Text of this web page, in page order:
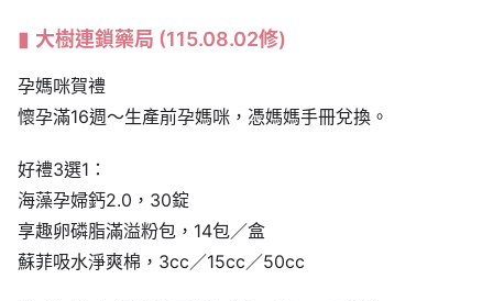
大樹連鎖藥局 (115.08.02修)
孕媽咪賀禮
懷孕滿16週～生產前孕媽咪，憑媽媽手冊兌換。
好禮3選1：
海藻孕婦鈣2.0，30錠
享趣卵磷脂滿溢粉包，14包／盒
蘇菲吸水淨爽棉，3cc／15cc／50cc